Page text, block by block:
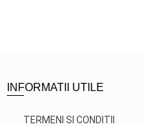
INFORMATII UTILE
TERMENI SI CONDITII